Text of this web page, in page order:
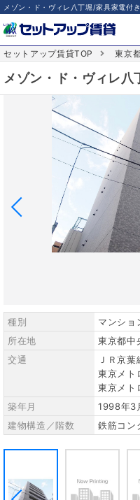
メゾン・ド・ヴィレ八丁堀/家具家電付
セットアップ賃貸TOP 東京
メゾン・ド・ヴィレ八
種別
マンショ
所在地
東京都中
交通
ＪＲ京
東京メト
東京メト
築年月
1998年3
建物構造／階数
鉄筋コン